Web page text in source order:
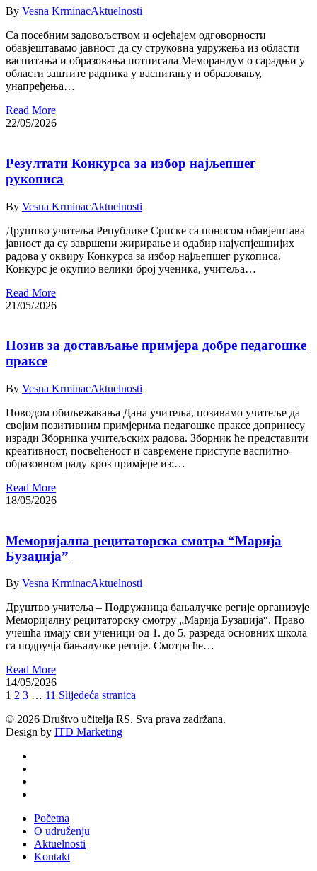
By Vesna KrminacAktuelnosti
Са посебним задовољством и осјећајем одговорности
обавјештавамо јавност да су струковна удружења из области
васпитања и образовања потписала Меморандум о сарадњи у
области заштите радника у васпитању и образовању,
унапређења…
Read More
22/05/2026
Резултати Конкурса за избор најљепшег
рукописа
By Vesna KrminacAktuelnosti
Друштво учитеља Републике Српске са поносом обавјештава
јавност да су завршени жирирање и одабир најуспјешнијих
радова у оквиру Конкурса за избор најљепшег рукописа.
Конкурс је окупио велики број ученика, учитеља…
Read More
21/05/2026
Позив за достављање примјера добре педагошке
праксе
By Vesna KrminacAktuelnosti
Поводом обиљежавања Дана учитеља, позивамо учитеље да
својим позитивним примјерима педагошке праксе допринесу
изради Зборника учитељских радова. Зборник ће представити
креативност, посвећеност и савремене приступе васпитно-
образовном раду кроз примјере из:…
Read More
18/05/2026
Меморијална рецитаторска смотра “Марија
Бузаџија”
By Vesna KrminacAktuelnosti
Друштво учитеља – Подружница бањалучке регије организује
Меморијалну рецитаторску смотру „Марија Бузаџија“. Право
учешћа имају сви ученици од 1. до 5. разреда основних школа
са подручја бањалучке регије. Смотра ће…
Read More
14/05/2026
1 2 3 … 11 Slijedeća stranica
© 2026 Društvo učitelja RS. Sva prava zadržana.
Design by ITD Marketing
Close
Menu
Početna
O udruženju
Aktuelnosti
Kontakt